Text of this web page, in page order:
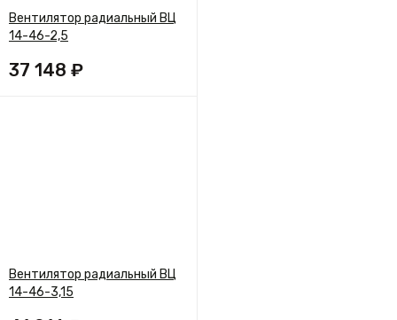
Вентилятор радиальный ВЦ
14-46-2,5
37 148 ₽
Вентилятор радиальный ВЦ
14-46-3,15